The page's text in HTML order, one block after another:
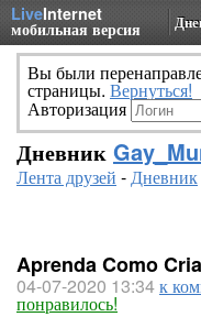
LiveInternet
мобильная версия
Вы были
страницы. Вернуться!
Авторизация
Дневник
Лента друзей -Дневник
Aprenda Como
04-07-2020 13:34к
понравилось!